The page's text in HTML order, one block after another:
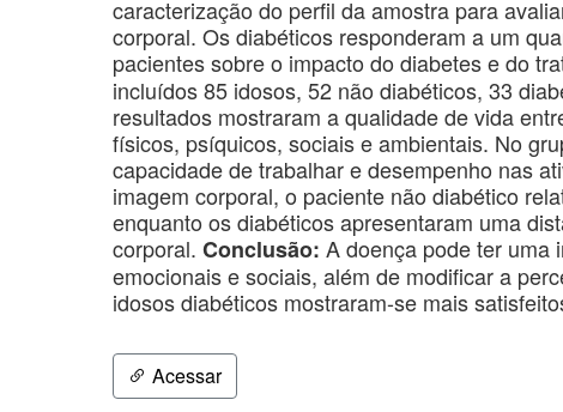
caracterização do perfil da amostra para
corporal. Os diabéticos responderam a um
pacientes sobre o impacto do diabetes e do
incluídos 85 idosos, 52 não diabéticos, 33
resultados mostraram a qualidade de vida
físicos, psíquicos, sociais e ambientais. No
capacidade de trabalhar e desempenho nas
imagem corporal, o paciente não diabético
enquanto os diabéticos apresentaram uma
corporal. Conclusão: A doença pode ter uma
emocionais e sociais, além de modificar a
idosos diabéticos mostraram-se mais
Acessar